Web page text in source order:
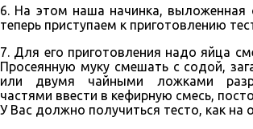
6. На этом наша начинка, выложенная
теперь приступаем к приготовлению
7. Для его приготовления надо яйца
Просеянную муку смешать с содой,
или двумя чайными ложками
частями ввести в кефирную смесь,
У Вас должно получиться тесто, как на